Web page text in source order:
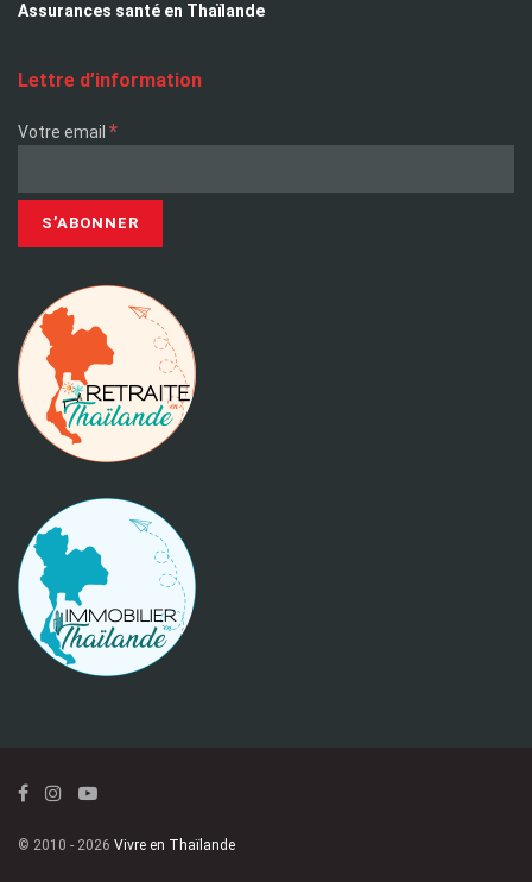
Assurances santé en Thaïlande
Lettre d’information
Votre email *
© 2010 - 2026 Vivre en Thaïlande